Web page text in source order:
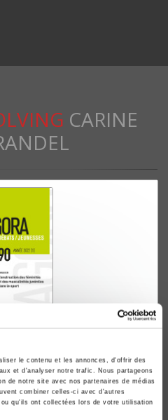
le contenu et les annonces, d'offrir des
et d'analyser notre trafic. Nous partageons
de notre site avec nos partenaires de médias
combiner celles-ci avec d'autres
qu'ils ont collectées lors de votre utilisation
CARINE
90, 2022-1
et des masculinités juvéniles